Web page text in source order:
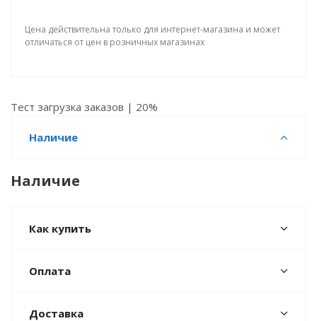
Цена действительна только для интернет-магазина и может
отличаться от цен в розничных магазинах
Тест загрузка заказов | 20%
Наличие
Наличие
Как купить
Оплата
Доставка